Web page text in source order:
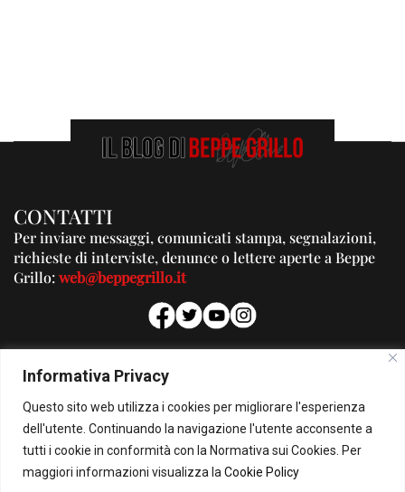
Informativa Privacy
Questo sito web utilizza i cookies per migliorare l'esperienza
dell'utente. Continuando la navigazione l'utente acconsente a
tutti i cookie in conformità con la Normativa sui Cookies. Per
maggiori informazioni visualizza la Cookie Policy
CONTATTI
Per inviare messaggi, comunicati stampa, segnalazioni,
richieste di interviste, denunce o lettere aperte a Beppe
Grillo:web@beppegrillo.it
PUBBLICITA'
Per la tua pubblicità su questo Blog:
pubblicita@beppegrillo.it